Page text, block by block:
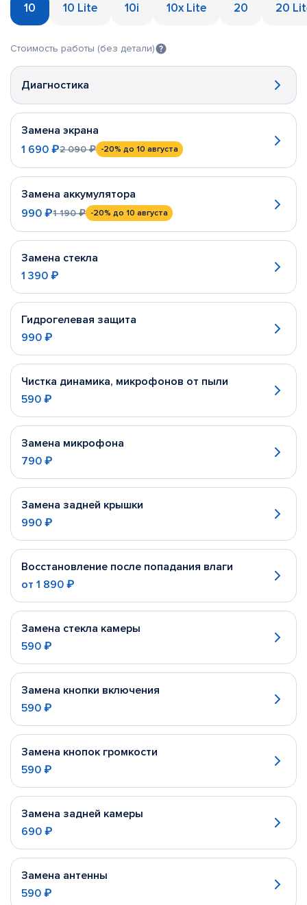
10 10 Lite 10i 10x Lite 20 20
Стоимость работы (без детали)
Диагностика
Замена экрана
1 690 ₽2 090 ₽ -20% до 10 августа
Замена аккумулятора
990 ₽1 190 ₽ -20% до 10 августа
Замена стекла
1 390 ₽
Гидрогелевая защита
990 ₽
Чистка динамика, микрофонов от пыли
590 ₽
Замена микрофона
790 ₽
Замена задней крышки
990 ₽
Восстановление после попадания влаги
от 1 890 ₽
Замена стекла камеры
590 ₽
Замена кнопки включения
590 ₽
Замена кнопок громкости
590 ₽
Замена задней камеры
690 ₽
Замена антенны
590 ₽